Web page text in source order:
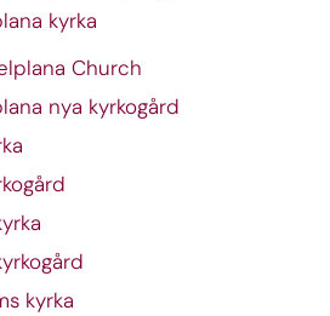
kyrka
Church
nya kyrkogård
kyrka